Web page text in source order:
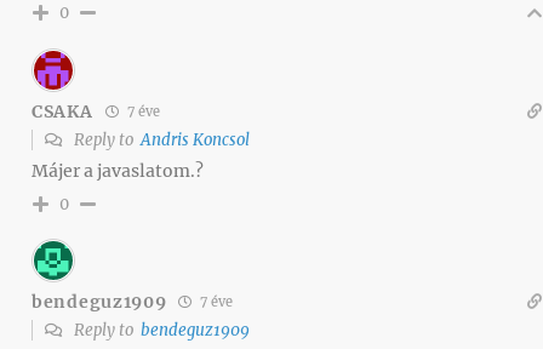
0
CSAKA 7 éve
Reply toAndris Koncsol
Májer a javaslatom.?
0
bendeguz1909 7 éve
Reply to bendeguz1909